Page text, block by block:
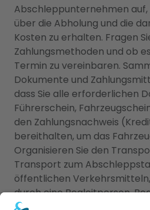
Abschleppunternehmen
über die Abholung und die
Kosten zu erhalten. Fragen
Zahlungsmethoden und ob
Termin zu vereinbaren.
Dokumente und
dass Sie alle erforderlichen
Führerschein,
den Zahlungsnachweis
bereithalten, um das
Organisieren Sie den
Transport zum
öffentlichen
durch eine Begleitperson.
Abschleppkosten: Zahlen